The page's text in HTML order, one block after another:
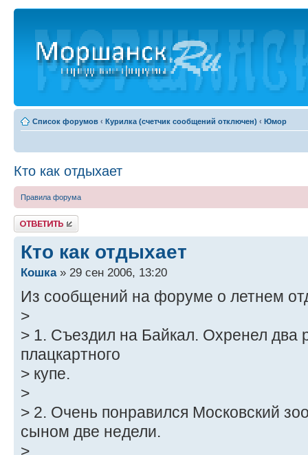
Список форумов ‹ Курилка (счетчик сообщений отключен) ‹ Юмор
Кто как отдыхает
Правила форума
Ответить
Кто как отдыхает
Кошка» 29 сен 2006, 13:20
Из сообщений на форуме о летнем
>
> 1. Съездил на Байкал. Охренел два
плацкартного
> купе.
>
> 2. Очень понравился Московский
сыном две недели.
>